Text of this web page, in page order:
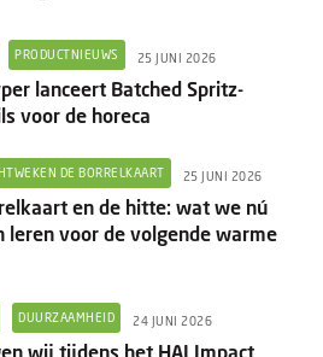
PRODUCTNIEUWS 25 JUNI 2026
lanceert Batched Spritz-
voor de horeca
DE BORRELKAART 25 JUNI 2026
en de hitte: wat we nú
leren voor de volgende warme
DUURZAAMHEID 24 JUNI 2026
wij tijdens het HAI Impact